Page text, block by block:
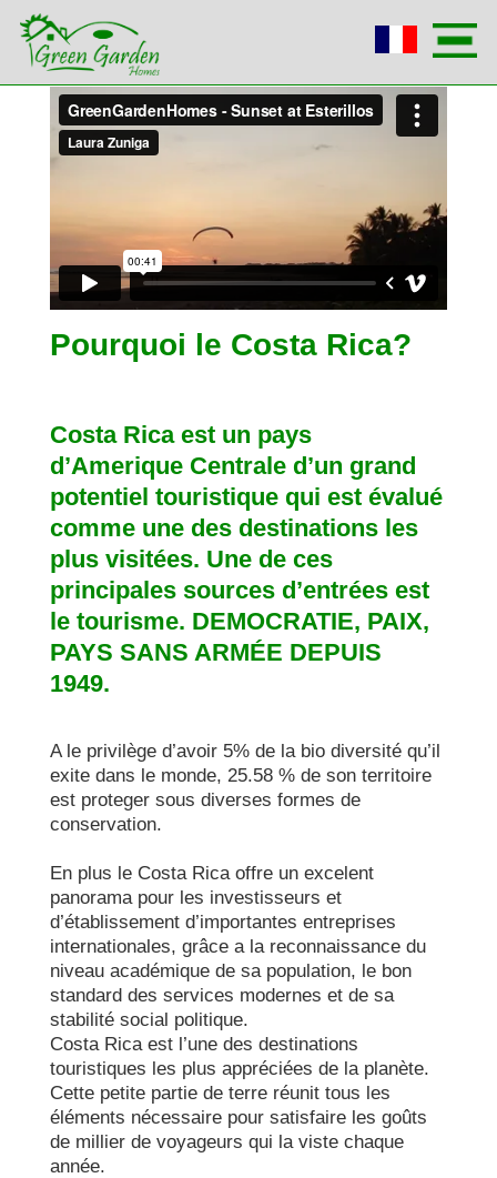
Pourquoi le Costa Rica?
Costa Rica est un pays
d’Amerique Centrale d’un grand
potentiel touristique qui est évalué
comme une des destinations les
plus visitées. Une de ces
principales sources d’entrées est
le tourisme. DEMOCRATIE, PAIX,
PAYS SANS ARMÉE DEPUIS
1949.
A le privilège d’avoir 5% de la bio diversité qu’il
exite dans le monde, 25.58 % de son territoire
est proteger sous diverses formes de
conservation.
En plus le Costa Rica offre un excelent
panorama pour les investisseurs et
d’établissement d’importantes entreprises
internationales, grâce a la reconnaissance du
niveau académique de sa population, le bon
standard des services modernes et de sa
stabilité social politique.
Costa Rica est l’une des destinations
touristiques les plus appréciées de la planète.
Cette petite partie de terre réunit tous les
éléments nécessaire pour satisfaire les goûts
de millier de voyageurs qui la viste chaque
année.